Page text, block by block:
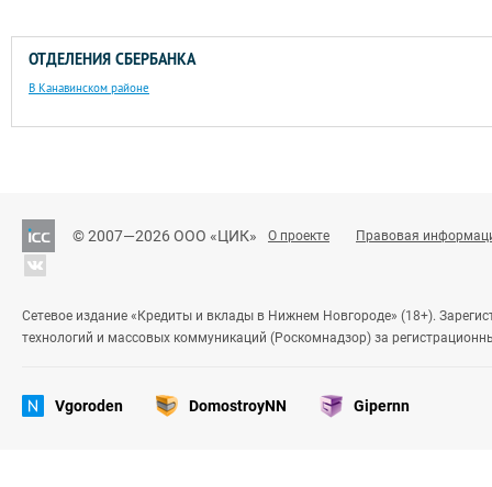
ОТДЕЛЕНИЯ СБЕРБАНКА
В Канавинском районе
© 2007—2026 ООО «ЦИК» О проекте Правовая
Сетевое издание «Кредиты и вклады в Нижнем Новгороде» (18+).
технологий и массовых коммуникаций (Роскомнадзор) за
Vgoroden DomostroyNN Gipernn